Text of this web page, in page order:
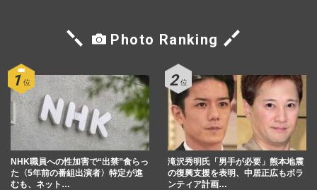
Photo Ranking
NHK職員への性加害で“出禁”食らっ
た〈5年前の番組出演者〉特定が進
むも、ネット…
滝沢秀明氏「男手が必要」熊本地震
の復興支援を表明、中居正広もボラ
ンティア計画…